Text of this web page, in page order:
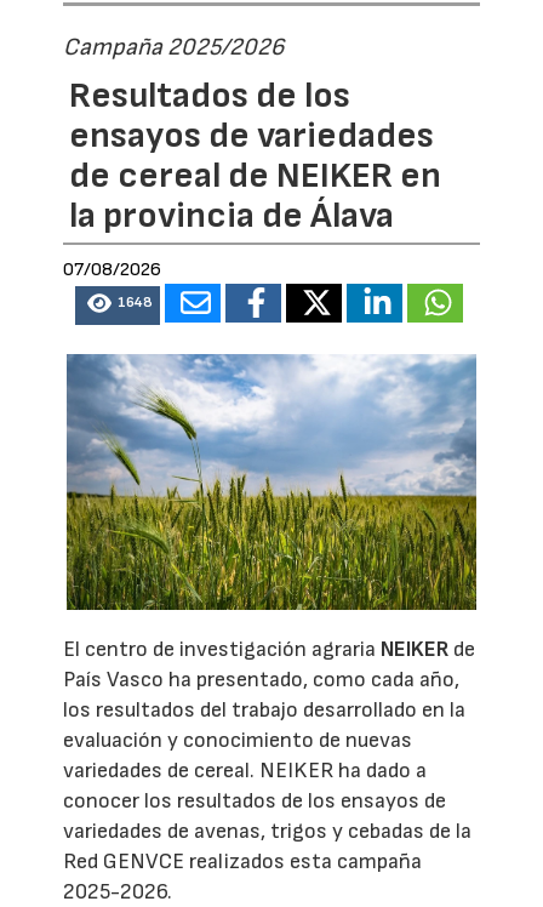
Campaña 2025/2026
Resultados de los
ensayos de variedades
de cereal de NEIKER en
la provincia de Álava
07/08/2026
1648
El centro de investigación agraria NEIKER de
País Vasco ha presentado, como cada año,
los resultados del trabajo desarrollado en la
evaluación y conocimiento de nuevas
variedades de cereal. NEIKER ha dado a
conocer los resultados de los ensayos de
variedades de avenas, trigos y cebadas de la
Red GENVCE realizados esta campaña
2025-2026.